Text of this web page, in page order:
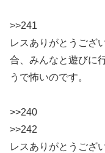
>>241
レスありがとうござ
合、みんなと遊びに
うで怖いのです。
>>240
>>242
レスありがとうござ